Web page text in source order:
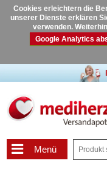
Cookies erleichtern die
unserer Dienste erklären
verwenden.
Google Analytics
Menü